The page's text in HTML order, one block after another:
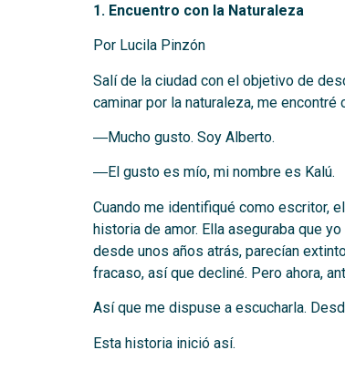
1. Encuentro con la Naturaleza
Por Lucila Pinzón
Salí de la ciudad con el objetivo de
caminar por la naturaleza, me
―Mucho gusto. Soy Alberto.
―El gusto es mío, mi nombre es Kalú.
Cuando me identifiqué como escritor,
historia de amor. Ella aseguraba que
desde unos años atrás, parecían
fracaso, así que decliné. Pero ahora,
Así que me dispuse a escucharla.
Esta historia inició así.